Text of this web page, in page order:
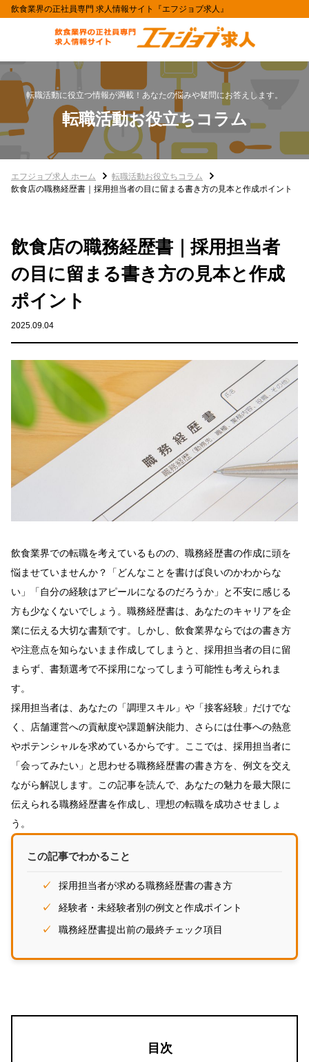
飲食業界の正社員専門 求人情報サイト『エフジョブ求人』
転職活動に役立つ情報が満載！あなたの悩みや疑問にお答えします。
転職活動お役立ちコラム
エフジョブ求人 ホーム
転職活動お役立ちコラム
飲食店の職務経歴書｜採用担当者の目に留まる書き方の見本と作成ポイント
飲食店の職務経歴書｜採用担当者
の目に留まる書き方の見本と作成
ポイント
2025.09.04
飲食業界での転職を考えているものの、職務経歴書の作成に頭を
悩ませていませんか？「どんなことを書けば良いのかわからな
い」「自分の経験はアピールになるのだろうか」と不安に感じる
方も少なくないでしょう。職務経歴書は、あなたのキャリアを企
業に伝える大切な書類です。しかし、飲食業界ならではの書き方
や注意点を知らないまま作成してしまうと、採用担当者の目に留
まらず、書類選考で不採用になってしまう可能性も考えられま
す。
採用担当者は、あなたの「調理スキル」や「接客経験」だけでな
く、店舗運営への貢献度や課題解決能力、さらには仕事への熱意
やポテンシャルを求めているからです。ここでは、採用担当者に
「会ってみたい」と思わせる職務経歴書の書き方を、例文を交え
ながら解説します。この記事を読んで、あなたの魅力を最大限に
伝えられる職務経歴書を作成し、理想の転職を成功させましょ
う。
この記事でわかること
採用担当者が求める職務経歴書の書き方
経験者・未経験者別の例文と作成ポイント
職務経歴書提出前の最終チェック項目
目次